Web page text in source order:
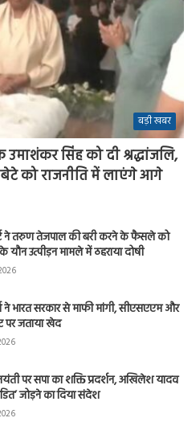
बड़ी खबर
सिंह को दी श्रद्धांजलि,
को राजनीति में लाएंगे आगे
ने तरुण तेजपाल की बरी करने के फैसले को
यौन उत्पीड़न मामले में ठहराया दोषी
ने भारत सरकार से माफी मांगी, सीएसएएम और
जताया खेद
पर सपा का शक्ति प्रदर्शन, अखिलेश यादव
जोड़ने का दिया संदेश